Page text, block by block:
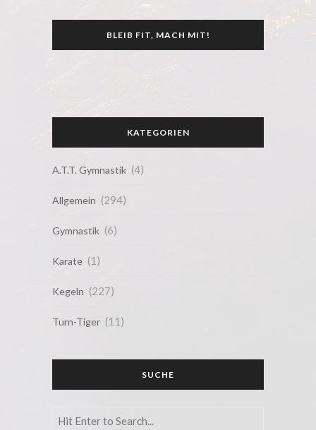
BLEIB FIT, MACH MIT!
KATEGORIEN
A.T.T. Gymnastik (4)
Allgemein (294)
Gymnastik (6)
Karate (1)
Kegeln (227)
Turn-Tiger (11)
SUCHE